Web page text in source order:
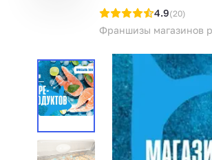
4.9(20)
Франшизы магазинов